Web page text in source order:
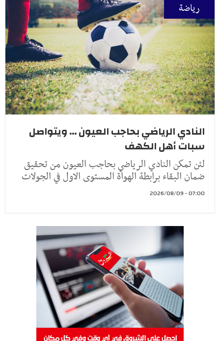
رياضة
النادي الرياضي بحاجب العيون ... ويتواصل
سبات أهل الكهف
لئن تمكن النادي الرياضي بحاجب العيون من تحقيق
ضمان البقاء برابطة الهواة المستوى الاول في الجولات
07:00 - 2026/08/09